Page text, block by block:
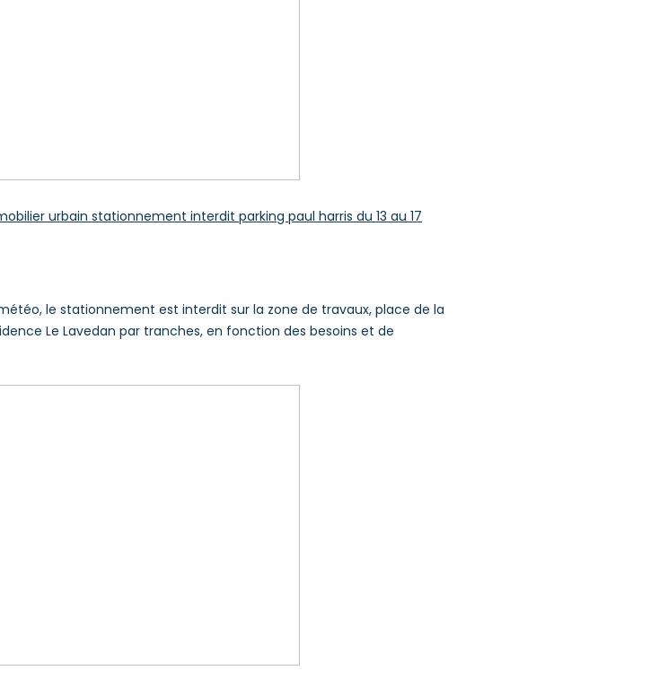
urbain stationnement interdit parking paul harris du 13 au 17
le stationnement est interdit sur la zone de travaux, place de la
Le Lavedan par tranches, en fonction des besoins et de